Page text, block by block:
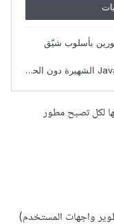
لكل تصبح مطور